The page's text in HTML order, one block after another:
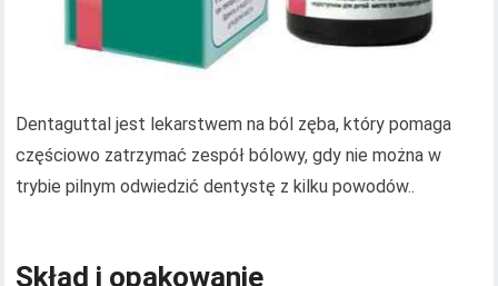
Dentaguttal jest lekarstwem na ból zęba, który pomaga
częściowo zatrzymać zespół bólowy, gdy nie można w
trybie pilnym odwiedzić dentystę z kilku powodów..
Skład i opakowanie